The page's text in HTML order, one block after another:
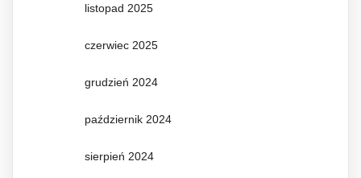
listopad 2025
czerwiec 2025
grudzień 2024
październik 2024
sierpień 2024